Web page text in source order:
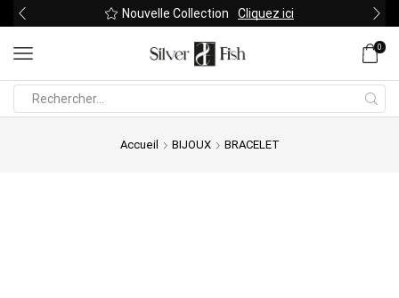
Nouvelle Collection Cliquez ici
0
Accueil BIJOUX BRACELET